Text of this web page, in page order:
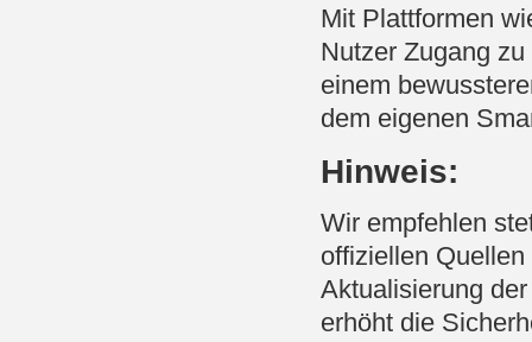
Mit Plattformen
Nutzer Zugang
einem
dem eigenen
Hinweis:
Wir empfehlen
offiziellen
Aktualisierung
erhöht die